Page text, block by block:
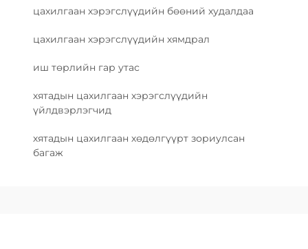
цахилгаан хэрэгслүүдийн бөөний худалдаа
цахилгаан хэрэгслүүдийн хямдрал
иш төрлийн гар утас
хятадын цахилгаан хэрэгслүүдийн
үйлдвэрлэгчид
хятадын цахилгаан хөдөлгүүрт зориулсан
багаж